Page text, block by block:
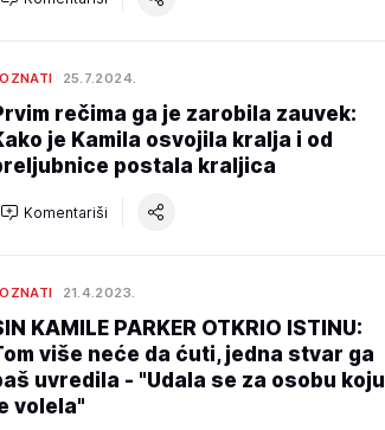
25.7.2024.
rečima ga je zarobila zauvek:
je Kamila osvojila kralja i od
postala kraljica
Komentariši
21.4.2023.
KAMILE PARKER OTKRIO ISTINU:
više neće da ćuti, jedna stvar ga
uvredila - "Udala se za osobu koju
volela"